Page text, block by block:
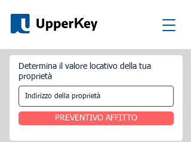
Determina il valore locativo della tua
proprietà
PREVENTIVO AFFITTO